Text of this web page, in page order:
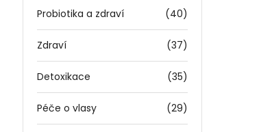
Probiotika a zdraví (40)
Zdraví (37)
Detoxikace (35)
Péče o vlasy (29)